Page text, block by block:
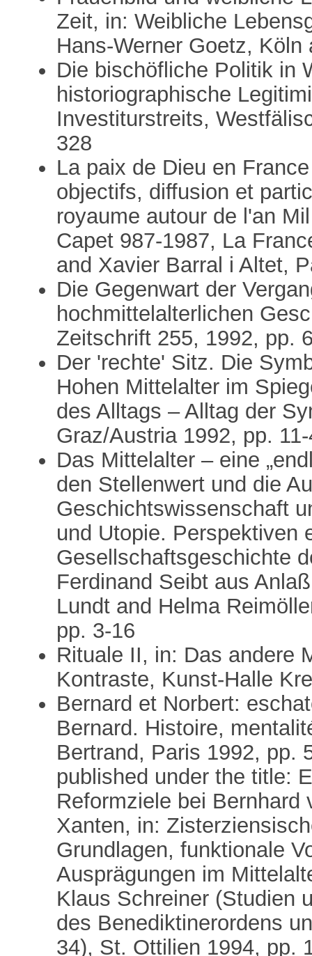
Zeit, in: Weibliche
Hans-Werner Goetz,
Die bischöfliche Politik in
historiographische
Investiturstreits,
328
La paix de Dieu en
objectifs, diffusion et
royaume autour de l'an
Capet 987-1987, La
and Xavier Barral i Altet,
Die Gegenwart der
hochmittelalterlichen
Zeitschrift 255, 1992, pp.
Der 'rechte' Sitz. Die
Hohen Mittelalter im
des Alltags – Alltag der
Graz/Austria 1992, pp.
Das Mittelalter – eine
den Stellenwert und die
Geschichtswissenschaft
und Utopie. Perspektiven
Gesellschaftsgeschichte
Ferdinand Seibt aus
Lundt and Helma
pp. 3-16
Rituale II, in: Das andere
Kontraste, Kunst-Halle
Bernard et Norbert:
Bernard. Histoire,
Bertrand, Paris 1992, pp.
published under the title:
Reformziele bei Bernhard
Xanten, in:
Grundlagen, funktionale
Ausprägungen im
Klaus Schreiner (Studien
des Benediktinerordens
34), St. Ottilien 1994, pp.